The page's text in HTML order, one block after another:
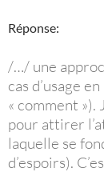
Réponse:
/…/ une
cas d’usage
« comment »).
pour attirer
laquelle se
d’espoirs).